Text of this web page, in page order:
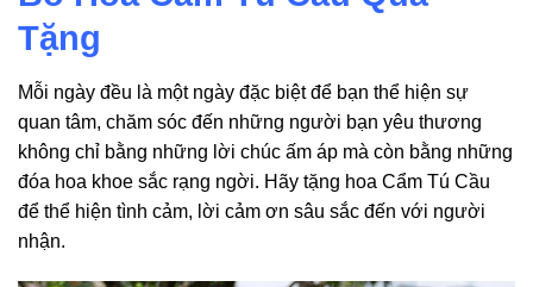
Tặng
Mỗi ngày đều là một ngày đặc biệt để bạn thể hiện sự
quan tâm, chăm sóc đến những người bạn yêu thương
không chỉ bằng những lời chúc ấm áp mà còn bằng những
đóa hoa khoe sắc rạng ngời. Hãy tặng hoa Cẩm Tú Cầu
để thể hiện tình cảm, lời cảm ơn sâu sắc đến với người
nhận.